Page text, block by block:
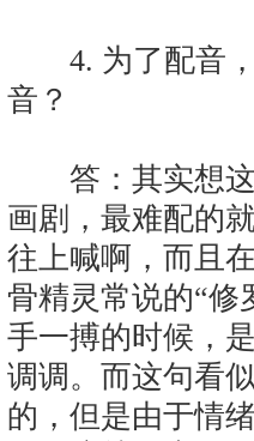
4. 为了配音，
音？
答：其实想这
画剧，最难配的
往上喊啊，而且
骨精灵常说的“修
手一搏的时候，
调调。而这句看
的，但是由于情